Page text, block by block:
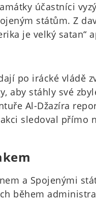
účastníci
státům. Z
je velký satan“
po irácké vládě
aby stáhly své
Al-Džazíra
sledoval přímo
a Spojenými
během